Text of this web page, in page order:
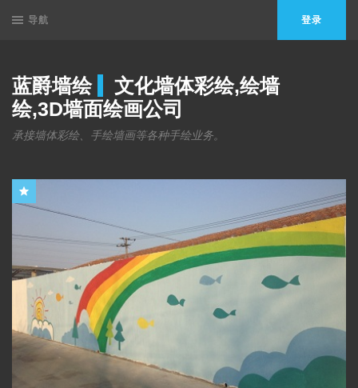
导航 登录
蓝爵墙绘
文化墙体彩绘,绘墙
绘,3D墙面绘画公司
承接墙体彩绘、手绘墙画等各种手绘业务。